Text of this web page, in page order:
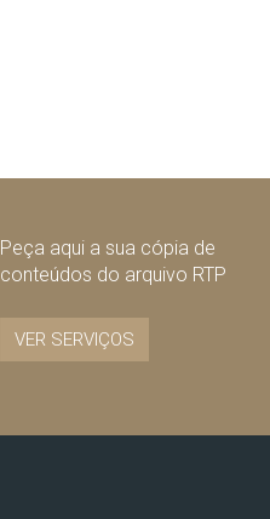
Peça aqui a sua cópia de
conteúdos do arquivo RTP
VER SERVIÇOS